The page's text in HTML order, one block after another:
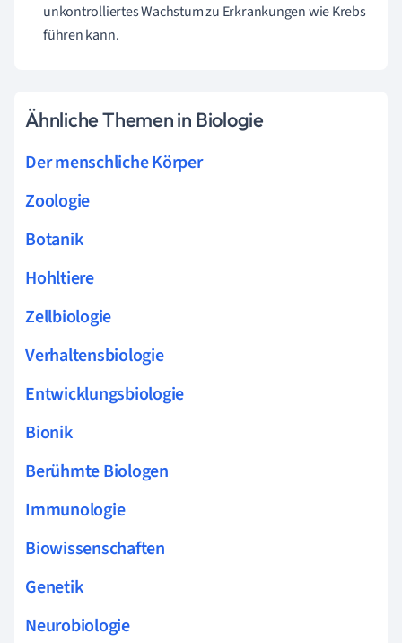
unkontrolliertes Wachstum zu Erkrankungen wie Krebs
führen kann.
Ähnliche Themen in Biologie
Der menschliche Körper
Zoologie
Botanik
Hohltiere
Zellbiologie
Verhaltensbiologie
Entwicklungsbiologie
Bionik
Berühmte Biologen
Immunologie
Biowissenschaften
Genetik
Neurobiologie